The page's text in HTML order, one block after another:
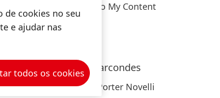
por
do
ser
Add to My Content
CarlaMarcondes
InPress Porter Novelli
de cookies no seu
e ajudar nas
todos os cookies